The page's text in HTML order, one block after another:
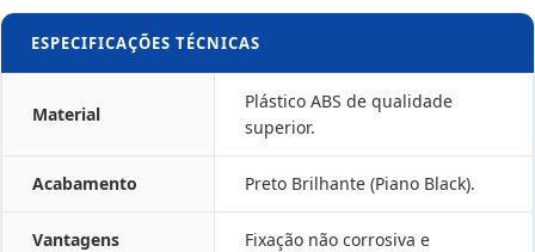
ESPECIFICAÇÕES TÉCNICAS
Material
Plástico ABS de qualidade
superior.
Acabamento Preto Brilhante (Piano Black).
Vantagens
Fixação não corrosiva e